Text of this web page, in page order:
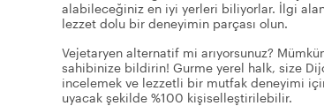
alabileceğiniz en iyi yerleri biliyorlar. İlgi
lezzet dolu bir deneyimin parçası olun.
Vejetaryen alternatif mi arıyorsunuz?
sahibinize bildirin! Gurme yerel halk, size
incelemek ve lezzetli bir mutfak deneyimi
uyacak şekilde %100 kişiselleştirilebilir.